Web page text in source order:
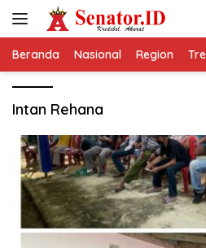
Beranda Nasional Region
Intan Rehana